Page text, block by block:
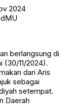
2024
berlangsung di
(30/11/2024).
dari Aris
sebagai
setempat.
Daerah